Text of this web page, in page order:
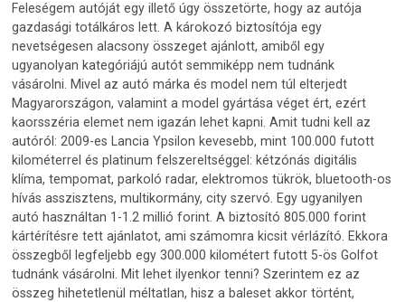
Feleségem autóját egy illető úgy összetörte, hogy az autója
gazdasági totálkáros lett. A károkozó biztosítója egy
nevetségesen alacsony összeget ajánlott, amiből egy
ugyanolyan kategóriájú autót semmiképp nem tudnánk
vásárolni. Mivel az autó márka és model nem túl elterjedt
Magyarországon, valamint a model gyártása véget ért, ezért
kaorsszéria elemet nem igazán lehet kapni. Amit tudni kell az
autóról: 2009-es Lancia Ypsilon kevesebb, mint 100.000 futott
kilométerrel és platinum felszereltséggel: kétzónás digitális
klíma, tempomat, parkoló radar, elektromos tükrök, bluetooth-os
hívás asszisztens, multikormány, city szervó. Egy ugyanilyen
autó használtan 1-1.2 millió forint. A biztosító 805.000 forint
kártérítésre tett ajánlatot, ami számomra kicsit vérlázító. Ekkora
összegből legfeljebb egy 300.000 kilométert futott 5-ös Golfot
tudnánk vásárolni. Mit lehet ilyenkor tenni? Szerintem ez az
összeg hihetetlenül méltatlan, hisz a baleset akkor történt,